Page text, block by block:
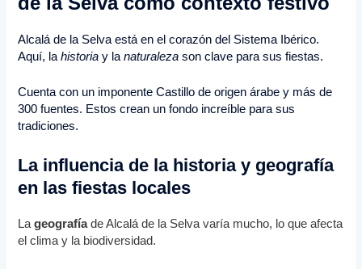
Alcalá de la Selva está en el corazón del Sistema Ibérico.
Aquí, lahistoria y lanaturaleza son clave para sus fiestas.
Cuenta con un imponenteCastillo de origen árabe y más de
300 fuentes. Estos crean un fondo increíble para sus
tradiciones.
La influencia de la historia y geografía
en las fiestas locales
Lageografíade Alcalá de la Selva varía mucho, lo que afecta
el clima y la biodiversidad.